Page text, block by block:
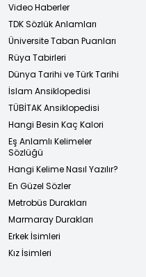
Video Haberler
TDK Sözlük Anlamları
Üniversite Taban Puanları
Rüya Tabirleri
Dünya Tarihi ve Türk Tarihi
İslam Ansiklopedisi
TÜBİTAK Ansiklopedisi
Hangi Besin Kaç Kalori
Eş Anlamlı Kelimeler
Sözlüğü
Hangi Kelime Nasıl Yazılır?
En Güzel Sözler
Metrobüs Durakları
Marmaray Durakları
Erkek İsimleri
Kız İsimleri